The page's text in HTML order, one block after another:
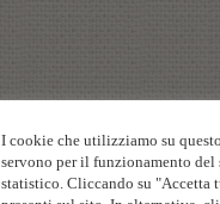
I cookie che utilizziamo su
servono per il funzionamento del
statistico. Cliccando su